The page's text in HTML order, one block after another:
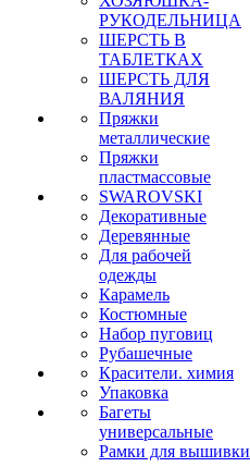
РУКОДЕЛЬНИЦА
ШЕРСТЬ В
ТАБЛЕТКАХ
ШЕРСТЬ ДЛЯ
ВАЛЯНИЯ
Пряжки
металлические
Пряжки
пластмассовые
SWAROVSKI
Декоративные
Деревянные
Для рабочей
одежды
Карамель
Костюмные
Набор пуговиц
Рубашечные
Красители. химия
Упаковка
Багеты
универсальные
Рамки для вышивки